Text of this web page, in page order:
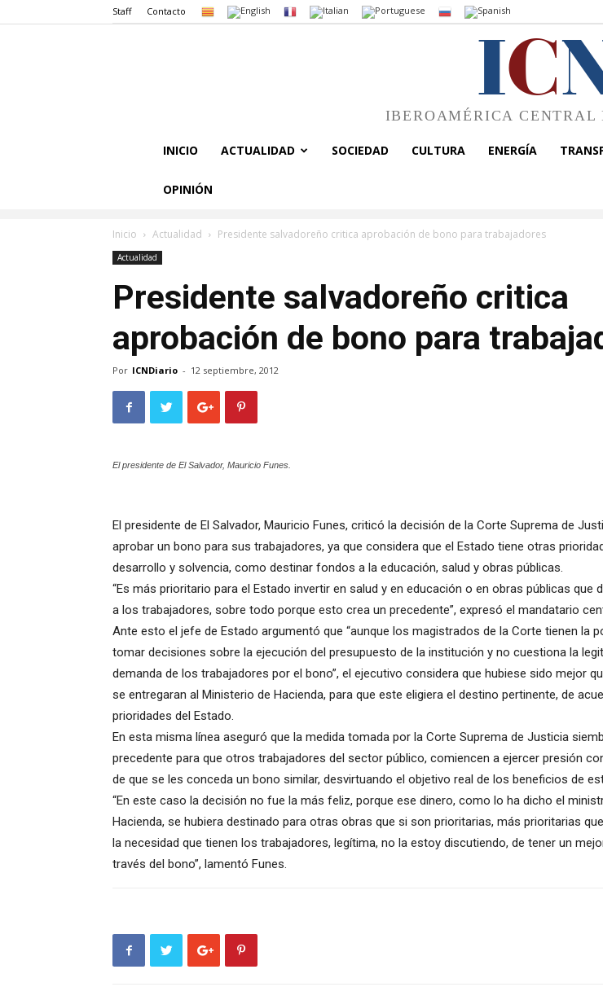
Staff Contacto
IC
IBEROAMÉRICA CENTRAL
INICIO ACTUALIDAD SOCIEDAD CULTURA ENERGÍA
OPINIÓN
Inicio Actualidad Presidente salvadoreño critica aprobación de bono para trabajadores
Actualidad
Presidente salvadoreño critica
aprobación de bono para
Por ICNDiario - 12 septiembre, 2012
El presidente de El Salvador, Mauricio Funes.
El presidente de El Salvador, Mauricio Funes, criticó la decisión de la Corte Suprema de
aprobar un bono para sus trabajadores, ya que considera que el Estado tiene otras
desarrollo y solvencia, como destinar fondos a la educación, salud y obras públicas.
“Es más prioritario para el Estado invertir en salud y en educación o en obras públicas que
a los trabajadores, sobre todo porque esto crea un precedente”, expresó el mandatario
Ante esto el jefe de Estado argumentó que “aunque los magistrados de la Corte tienen la
tomar decisiones sobre la ejecución del presupuesto de la institución y no cuestiona la
demanda de los trabajadores por el bono”, el ejecutivo considera que hubiese sido mejor
se entregaran al Ministerio de Hacienda, para que este eligiera el destino pertinente, de
prioridades del Estado.
En esta misma línea aseguró que la medida tomada por la Corte Suprema de Justicia
precedente para que otros trabajadores del sector público, comiencen a ejercer presión
de que se les conceda un bono similar, desvirtuando el objetivo real de los beneficios de
“En este caso la decisión no fue la más feliz, porque ese dinero, como lo ha dicho el
Hacienda, se hubiera destinado para otras obras que si son prioritarias, más prioritarias
la necesidad que tienen los trabajadores, legítima, no la estoy discutiendo, de tener un
través del bono”, lamentó Funes.